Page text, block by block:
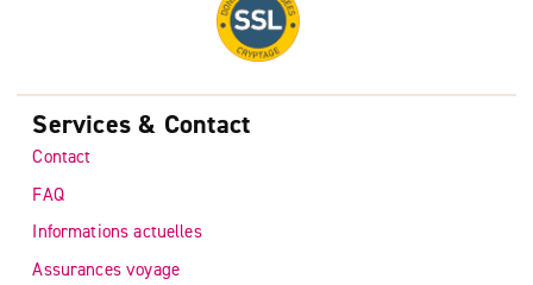
Services & Contact
Contact
FAQ
Informations actuelles
Assurances voyage